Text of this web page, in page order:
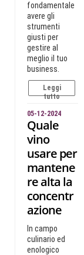
fondamentale
avere gli
strumenti
giusti per
gestire al
meglio il tuo
business.
Leggi
tutto
05-12-2024
Quale
vino
usare per
mantene
re alta la
concentr
azione
In campo
culinario ed
enologico